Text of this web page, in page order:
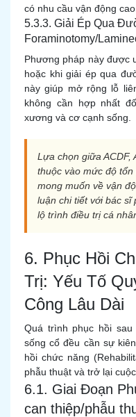
có nhu cầu vận động cao.
5.3.3. Giải Ép Qua
Foraminotomy/
Phương pháp này được
hoặc khi giải ép qua
này giúp mở rộng lỗ
không cần hợp nhất
xương và cơ cạnh sống.
Lựa chọn giữa ACDF,
thuộc vào mức độ
mong muốn về vận
luận chi tiết với bác sĩ
lộ trình điều trị cá
6. Phục Hồi
Trị: Yếu Tố
Công Lâu Dài
Quá trình phục hồi
sống cổ đều cần sự
hồi chức năng
phẫu thuật và trở lại
6.1. Giai Đoạn
can thiệp/phẫu